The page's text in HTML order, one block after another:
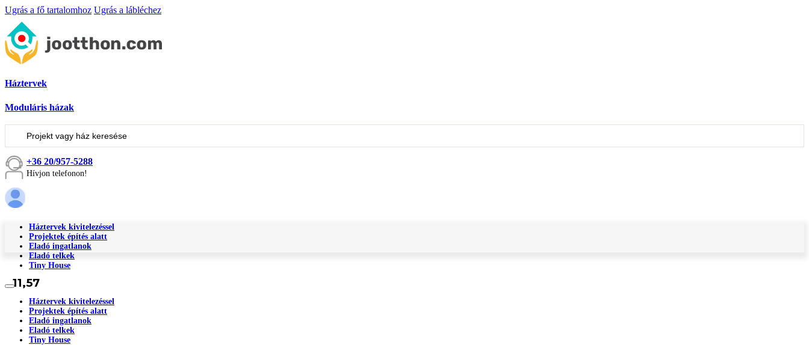
Ugrás a fő tartalomhoz Ugrás a lábléchez
Háztervek
Moduláris házak
+36 20/957-5288
Hívjon telefonon!
Háztervek kivitelezéssel
Projektek építés alatt
Eladó ingatlanok
Eladó telkek
Tiny House
Háztervek kivitelezéssel
Projektek építés alatt
Eladó ingatlanok
Eladó telkek
Tiny House
11,57